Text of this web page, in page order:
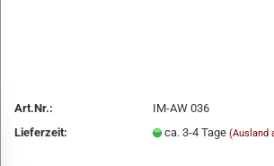
Art.Nr.:
IM-AW 036
Lieferzeit:
ca. 3-4 Tage (Ausland